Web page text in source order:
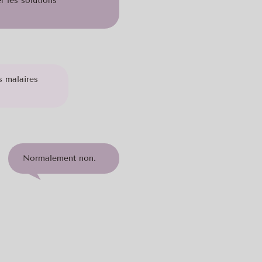
malaires
Normalement non.